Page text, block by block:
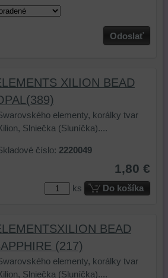
Odoslať
XILION BEAD
elementy, korálky tvar
Slniečka (Sluníčka)....
číslo: 2220049
1,80 €
ks Do košíka
BEAD
(217)
elementy, korálky tvar
Slniečka (Sluníčka)....